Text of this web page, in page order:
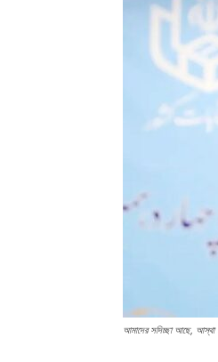
আমাদের সদিচ্ছা আছে, আস্থা